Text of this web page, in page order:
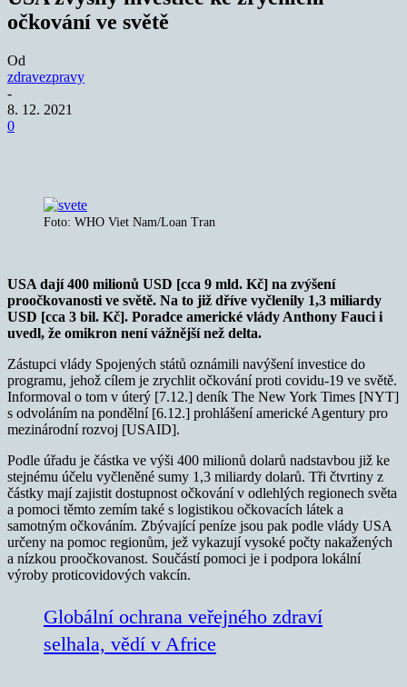
očkování ve světě
Od
zdravezpravy
-
8. 12. 2021
0
Foto: WHO Viet Nam/Loan Tran
USA dají 400 milionů USD [cca 9 mld. Kč] na zvýšení
proočkovanosti ve světě. Na to již dříve vyčlenily 1,3 miliardy
USD [cca 3 bil. Kč]. Poradce americké vlády Anthony Fauci i
uvedl, že omikron není vážnější než delta.
Zástupci vlády Spojených států oznámili navýšení investice do
programu, jehož cílem je zrychlit očkování proti covidu-19 ve světě.
Informoval o tom v úterý [7.12.] deník The New York Times [NYT]
s odvoláním na pondělní [6.12.] prohlášení americké Agentury pro
mezinárodní rozvoj [USAID].
Podle úřadu je částka ve výši 400 milionů dolarů nadstavbou již ke
stejnému účelu vyčleněné sumy 1,3 miliardy dolarů. Tři čtvrtiny z
částky mají zajistit dostupnost očkování v odlehlých regionech světa
a pomoci těmto zemím také s logistikou očkovacích látek a
samotným očkováním. Zbývající peníze jsou pak podle vlády USA
určeny na pomoc regionům, jež vykazují vysoké počty nakažených
a nízkou proočkovanost. Součástí pomoci je i podpora lokální
výroby proticovidových vakcín.
Globální ochrana veřejného zdraví
selhala, vědí v Africe